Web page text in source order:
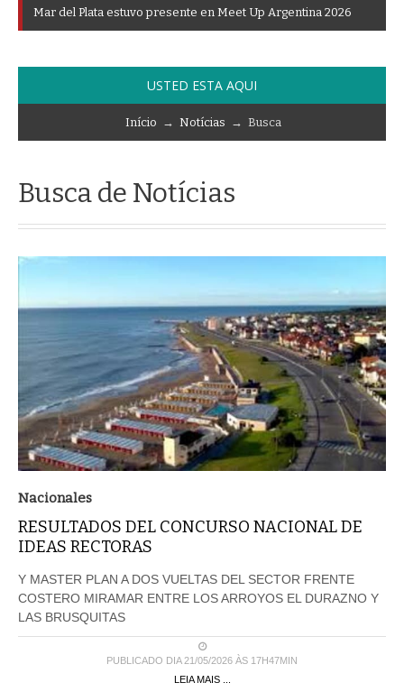
Mar del Plata estuvo presente en Meet Up Argentina 2026
USTED ESTA AQUI
Início → Notícias → Busca
Busca de Notícias
Nacionales
RESULTADOS DEL CONCURSO NACIONAL DE
IDEAS RECTORAS
Y MASTER PLAN A DOS VUELTAS DEL SECTOR FRENTE
COSTERO MIRAMAR ENTRE LOS ARROYOS EL DURAZNO Y
LAS BRUSQUITAS
PUBLICADO DIA 21/05/2026 ÀS 17H47MIN
LEIA MAIS ...